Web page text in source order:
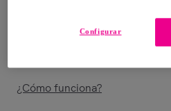
y el
¿Cómo funciona?
Configurar